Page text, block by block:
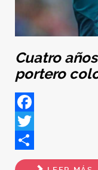
Cuatro
portero
Facebook
Twitter
Share